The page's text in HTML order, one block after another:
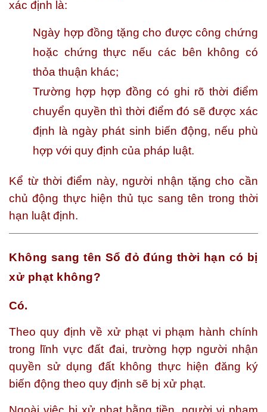
xác định là:
Ngày hợp đồng tặng cho được công chứng
hoặc chứng thực nếu các bên không có
thỏa thuận khác;
Trường hợp hợp đồng có ghi rõ thời điểm
chuyển quyền thì thời điểm đó sẽ được xác
định là ngày phát sinh biến động, nếu phù
hợp với quy định của pháp luật.
Kể từ thời điểm này, người nhận tặng cho cần
chủ động thực hiện thủ tục sang tên trong thời
hạn luật định.
Không sang tên Sổ đỏ đúng thời hạn có bị
xử phạt không?
Có.
Theo quy định về xử phạt vi phạm hành chính
trong lĩnh vực đất đai, trường hợp người nhận
quyền sử dụng đất không thực hiện đăng ký
biến động theo quy định sẽ bị xử phạt.